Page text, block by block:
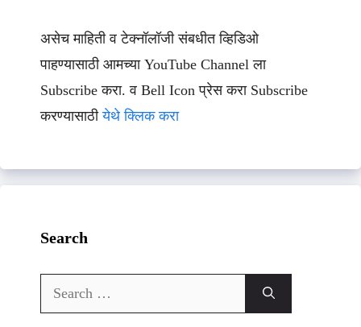
असेच माहिती व टेक्नॉलॉजी संबधीत व्हिडिओ
पाहण्यासाठी आमच्या YouTube Channel ला
Subscribe करा. व Bell Icon प्रेस करा Subscribe
करण्यासाठीयेथे क्लिक करा
Search
Search
for: